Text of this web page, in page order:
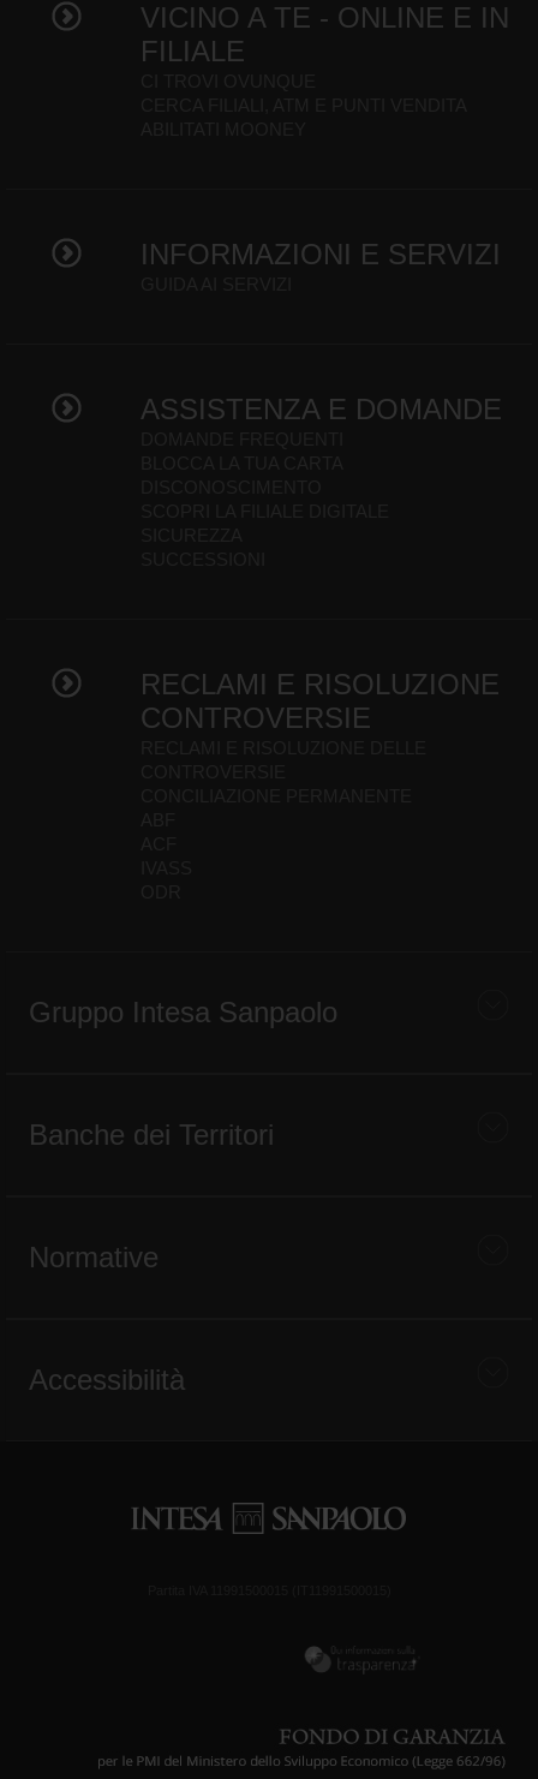
VICINO A TE - ONLINE E IN
FILIALE
INFORMAZIONI E SERVIZI
ASSISTENZA E DOMANDE
RECLAMI E RISOLUZIONE
CONTROVERSIE
Gruppo Intesa Sanpaolo
Banche dei Territori
Normative
Accessibilità